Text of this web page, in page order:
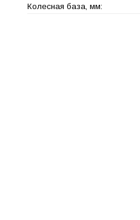
Колесная база, мм: